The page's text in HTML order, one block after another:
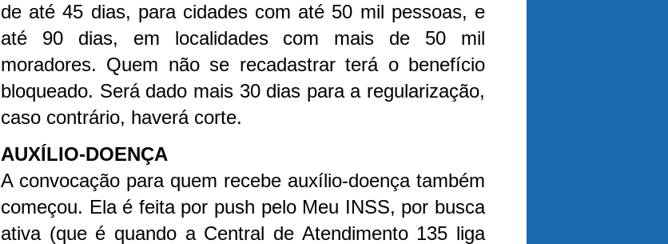
de até 45 dias, para cidades com até 50 mil pessoas, e
até 90 dias, em localidades com mais de 50 mil
moradores. Quem não se recadastrar terá o benefício
bloqueado. Será dado mais 30 dias para a regularização,
caso contrário, haverá corte.
AUXÍLIO-DOENÇA
A convocação para quem recebe auxílio-doença também
começou. Ela é feita por push pelo Meu INSS, por busca
ativa (que é quando a Central de Atendimento 135 liga